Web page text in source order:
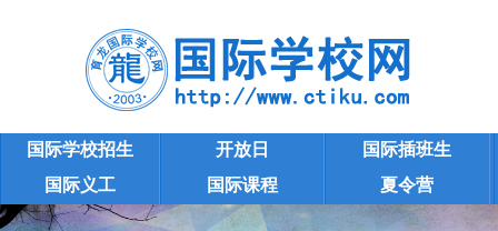
陕西国际学校
国际学校招生 开放日
国际插班生
国际义工
国际课程
夏令营
学校大全